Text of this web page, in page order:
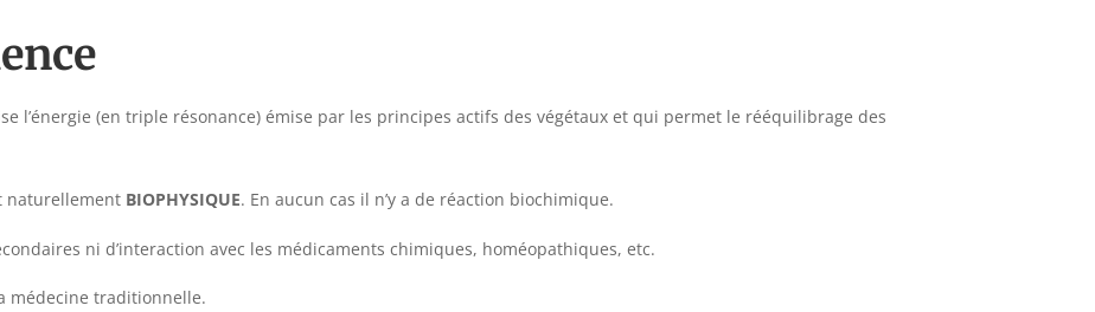
l’énergie (en triple résonance) émise par les principes actifs des végétaux et qui permet le rééquilibrage des
naturellement BIOPHYSIQUE. En aucun cas il n’y a de réaction biochimique.
ni d’interaction avec les médicaments chimiques, homéopathiques, etc.
médecine traditionnelle.